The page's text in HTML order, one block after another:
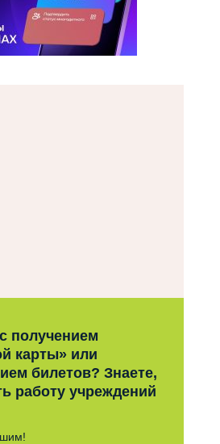
получением
карты» или
билетов? Знаете,
работу учреждений